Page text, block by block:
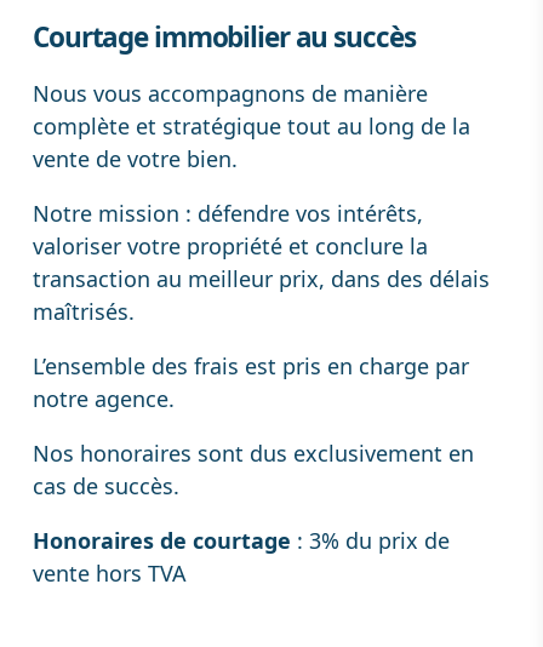
Courtage immobilier au succès
Nous vous accompagnons de manière
complète et stratégique tout au long de la
vente de votre bien.
Notre mission : défendre vos intérêts,
valoriser votre propriété et conclure la
transaction au meilleur prix, dans des délais
maîtrisés.
L’ensemble des frais est pris en charge par
notre agence.
Nos honoraires sont dus exclusivement en
cas de succès.
Honoraires de courtage : 3% du prix de
vente hors TVA